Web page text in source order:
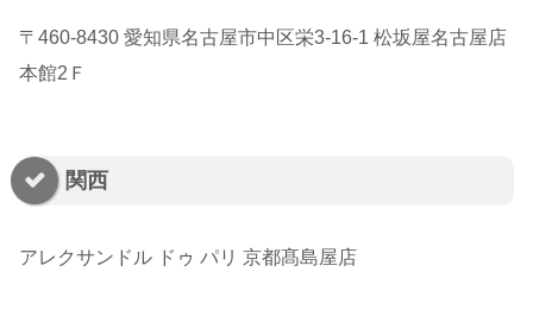
〒460-8430 愛知県名古屋市中区栄3-16-1 松坂屋名古屋店
本館2Ｆ
関西
アレクサンドル ドゥ パリ 京都髙島屋店